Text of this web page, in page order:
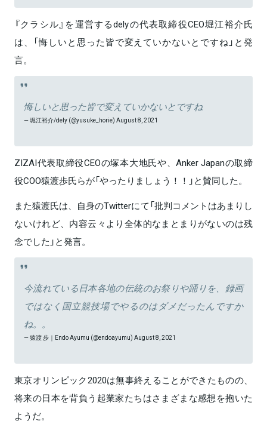
『クラシル』を運営するdelyの代表取締役CEO堀江裕介氏
は、「悔しいと思った皆で変えていかないとですね」と発
言。
悔しいと思った皆で変えていかないとですね
— 堀江裕介/dely (@yusuke_horie) August 8, 2021
ZIZAI代表取締役CEOの塚本大地氏や、Anker Japanの取締
役COO猿渡歩氏らが「やったりましょう！！」と賛同した。
また猿渡氏は、自身のTwitterにて「批判コメントはあまりし
ないけれど、内容云々より全体的なまとまりがないのは残
念でした」と発言。
今流れている日本各地の伝統のお祭りや踊りを、録画
ではなく国立競技場でやるのはダメだったんですか
ね。。
— 猿渡 歩｜Endo Ayumu (@endoayumu) August 8, 2021
東京オリンピック2020は無事終えることができたものの、
将来の日本を背負う起業家たちはさまざまな感想を抱いた
ようだ。